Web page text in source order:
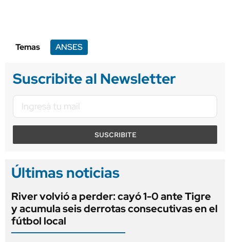
Temas ANSES
Suscribite al Newsletter
SUSCRIBITE
Últimas noticias
River volvió a perder: cayó 1-0 ante Tigre
y acumula seis derrotas consecutivas en el
fútbol local